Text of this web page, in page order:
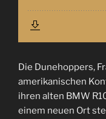
Die Dunehoppers,
amerikanischen
ihren alten BMW
einem neuen Ort